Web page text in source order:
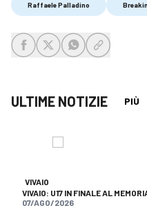
Raffaele Palladino
ULTIME NOTIZIE PIÙ
VIVAIO
VIVAIO: U17 IN FINALE AL
07/AGO/2026